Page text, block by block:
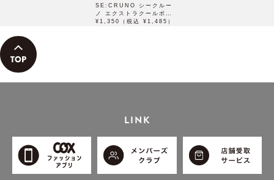
SE:CRUNO シークルー
ノ エクストラクールボデ
ィ ミストモモリエル88
¥1,350（税込 ¥1,485）
LINK